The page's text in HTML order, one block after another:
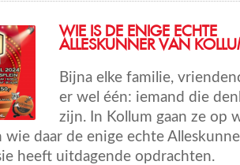
WIE IS DE ENIGE ECHTE
ALLESKUNNER VAN
Bijna elke familie,
er wel één: iemand die
zijn. In Kollum gaan ze op
wie daar de enige echte
heeft uitdagende opdrachten.